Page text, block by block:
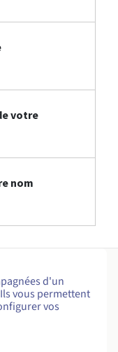
votre
nom
d'un
vous permettent
vos